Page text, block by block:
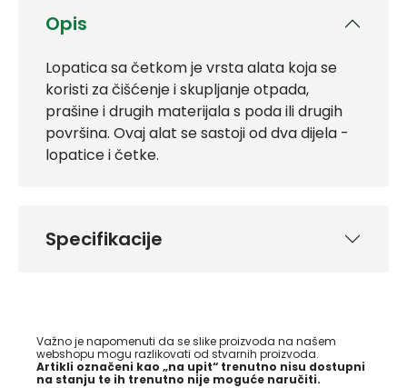
Opis
Lopatica sa četkom je vrsta alata koja se
koristi za čišćenje i skupljanje otpada,
prašine i drugih materijala s poda ili drugih
površina. Ovaj alat se sastoji od dva dijela -
lopatice i četke.
Specifikacije
Važno je napomenuti da se slike proizvoda na našem
webshopu mogu razlikovati od stvarnih proizvoda.
Artikli označeni kao „na upit“ trenutno nisu dostupni
na stanju te ih trenutno nije moguće naručiti.